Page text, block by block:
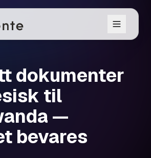
dokumenter
til
—
bevares